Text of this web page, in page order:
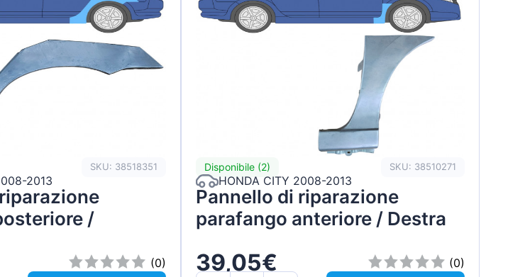
SKU: 38518351
2013
/
(0)
Disponibile (2) SKU: 38510271
HONDA CITY 2008-2013
Pannello di riparazione
parafango anteriore / Destra
39,05€
(0)